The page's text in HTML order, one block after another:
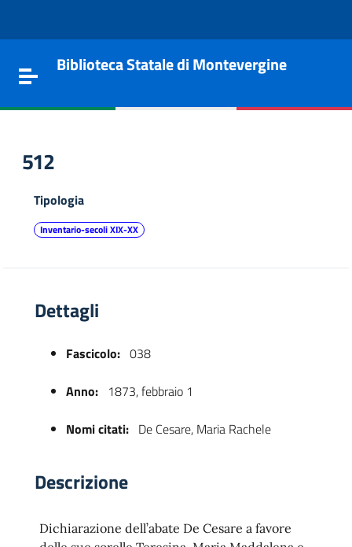
Toggle navigation
Biblioteca Statale di Montevergine
512
Tipologia
Inventario-secoli XIX-XX
Dettagli
Fascicolo: 038
Anno: 1873, febbraio 1
Nomi citati: De Cesare, Maria Rachele
Descrizione
Dichiarazione dell’abate De Cesare a favore